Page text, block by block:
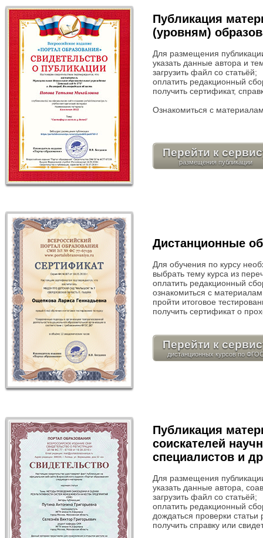
Публикация
(уровням)
Для размещения
указать данные автора и
загрузить файл со статьёй;
оплатить редакционный
получить сертификат,
Ознакомиться с
Перейти к
размещения публикации
Дистанционные
Для обучения по курсу
выбрать тему курса из
оплатить редакционный
ознакомиться с
пройти итоговое
получить сертификат о
Перейти к
Публикация
соискателей
специалистов и
Для размещения
указать данные автора,
загрузить файл со статьёй;
оплатить редакционный
дождаться проверки
получить справку или